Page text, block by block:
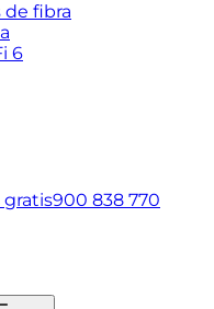
de fibra
6
gratis900 838 770